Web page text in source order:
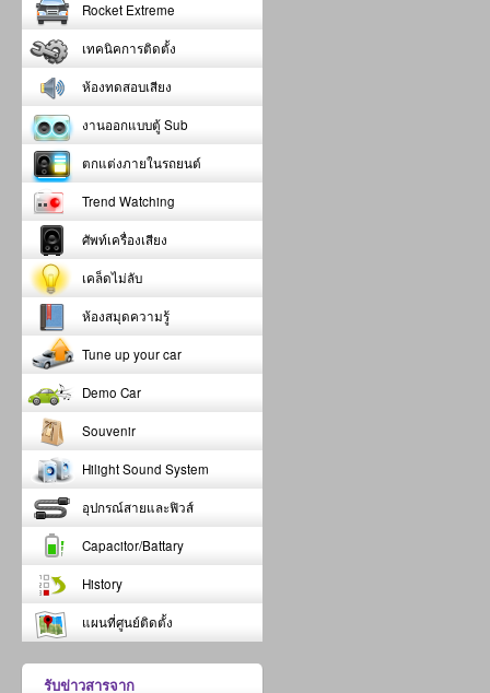
Rocket Extreme
เทคนิคการติดตั้ง
ห้องทดสอบเสียง
งานออกแบบตู้ Sub
ตกแต่งภายในรถยนต์
Trend Watching
ศัพท์เครื่องเสียง
เคล็ดไม่ลับ
ห้องสมุดความรู้
Tune up your car
Demo Car
Souvenir
Hilight Sound System
อุปกรณ์สายและฟิวส์
Capacitor/Battary
History
แผนที่ศูนย์ติดตั้ง
รับข่าวสารจาก